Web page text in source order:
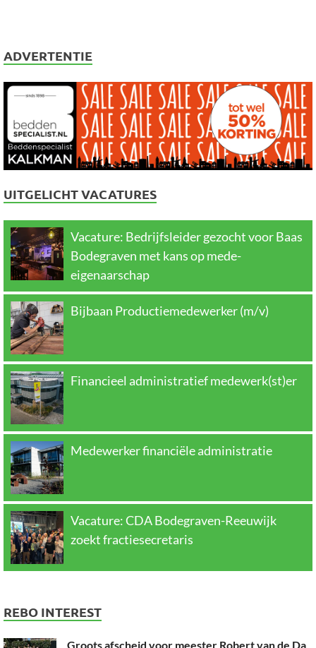
ADVERTENTIE
UITGELICHT VACATURES
Vacature: Bedrijfsleider gezocht voor Baas
Bodegraven met kans op mede-
eigenaarschap
Bijbaan Productiemedewerker (m/v)
Financieel administratief medewerk(st)er
Medewerker financiële administratie
Vacature: CDA Bodegraven-Reeuwijk
zoekt fractiesecretaris
REBO INTEREST
Groots afscheid voor meester Robert van de Da